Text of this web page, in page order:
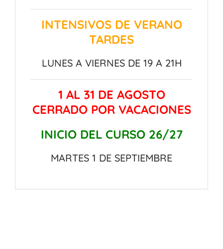
INTENSIVOS DE VERANO
TARDES
LUNES A VIERNES DE 19 A 21H
1 AL 31 DE AGOSTO
CERRADO POR VACACIONES
INICIO DEL CURSO 26/27
MARTES 1 DE SEPTIEMBRE